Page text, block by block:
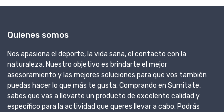
Quienes somos
Nos apasiona el deporte, la vida sana, el contacto con la
naturaleza. Nuestro objetivo es brindarte el mejor
asesoramiento y las mejores soluciones para que vos también
puedas hacer lo que más te gusta. Comprando en Sumitate,
sabes que vas a llevarte un producto de excelente calidad y
específico para la actividad que queres llevar a cabo. Podrás